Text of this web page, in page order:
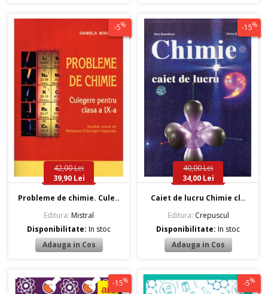
-5%
42,00 Lei
39,90 Lei
Probleme de chimie. Cule..
Editura: Mistral
Disponibilitate:In stoc
-15%
40,00 Lei
34,00 Lei
Caiet de lucru Chimie cl..
Editura: Crepuscul
Disponibilitate:In stoc
-15% -5%